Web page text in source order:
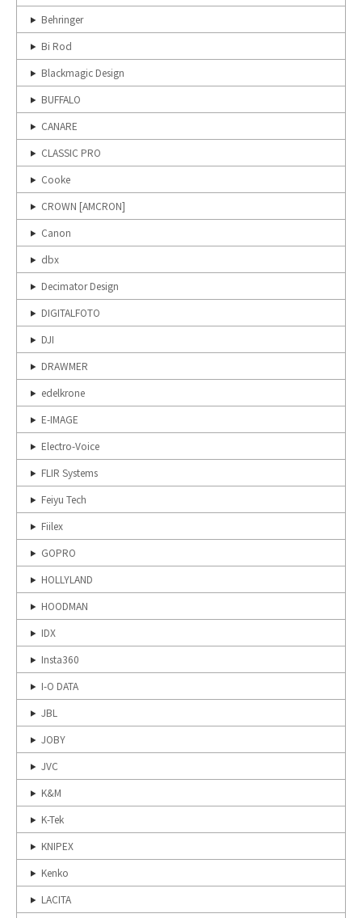
Behringer
Bi Rod
Blackmagic Design
BUFFALO
CANARE
CLASSIC PRO
Cooke
CROWN [AMCRON]
Canon
dbx
Decimator Design
DIGITALFOTO
DJI
DRAWMER
edelkrone
E-IMAGE
Electro-Voice
FLIR Systems
Feiyu Tech
Fiilex
GOPRO
HOLLYLAND
HOODMAN
IDX
Insta360
I-O DATA
JBL
JOBY
JVC
K&M
K-Tek
KNIPEX
Kenko
LACITA